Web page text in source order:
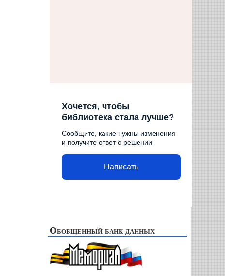
Хочется, чтобы
библиотека стала лучше?
Сообщите, какие нужны изменения
и получите ответ о решении
Написать
Обобщенный банк данных